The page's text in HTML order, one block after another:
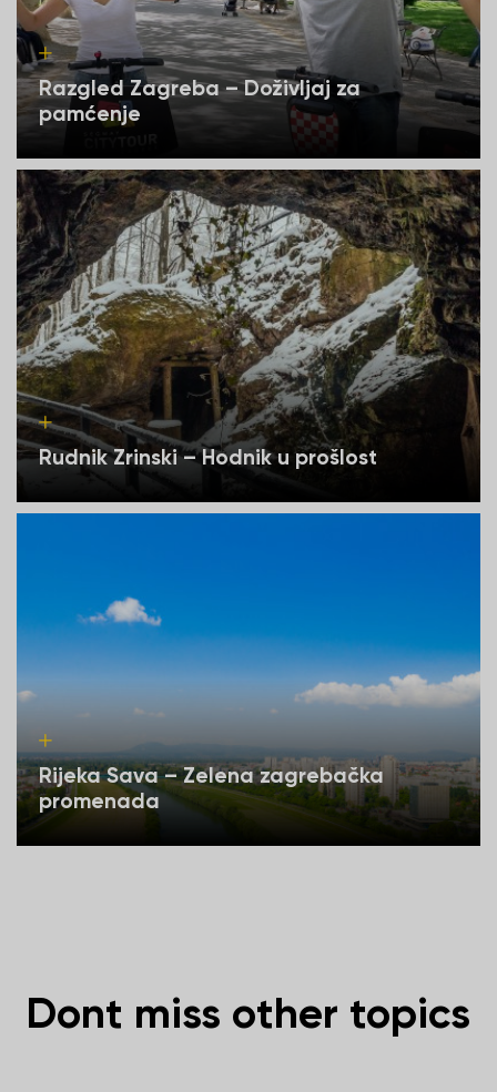
Razgled Zagreba – Doživljaj za
pamćenje
Rudnik Zrinski – Hodnik u prošlost
Rijeka Sava – Zelena zagrebačka
promenada
Dont miss other topics